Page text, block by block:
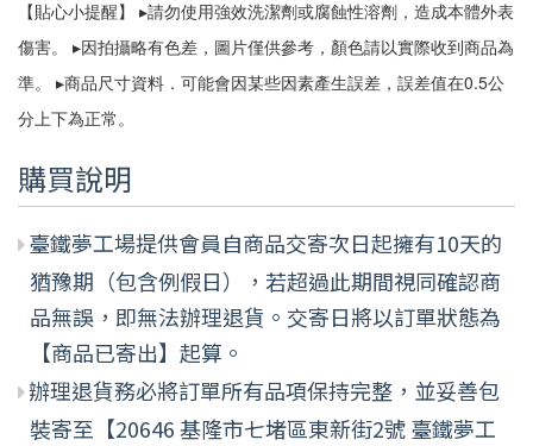
【貼心小提醒】 ▸請勿使用強效洗潔劑或腐蝕性溶劑，造成本體外表
傷害。 ▸因拍攝略有色差，圖片僅供參考，顏色請以實際收到商品為
準。 ▸商品尺寸資料．可能會因某些因素產生誤差，誤差值在0.5公
分上下為正常。
購買說明
臺鐵夢工場提供會員自商品交寄次日起擁有10天的
猶豫期（包含例假日），若超過此期間視同確認商
品無誤，即無法辦理退貨。交寄日將以訂單狀態為
【商品已寄出】起算。
辦理退貨務必將訂單所有品項保持完整，並妥善包
裝寄至【20646 基隆市七堵區東新街2號 臺鐵夢工